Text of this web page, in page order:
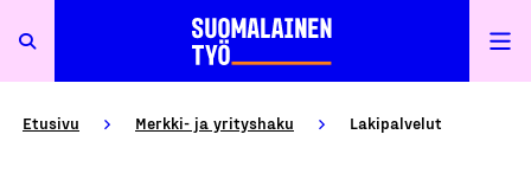
Etusivu Merkki- ja yrityshaku Lakipalvelut